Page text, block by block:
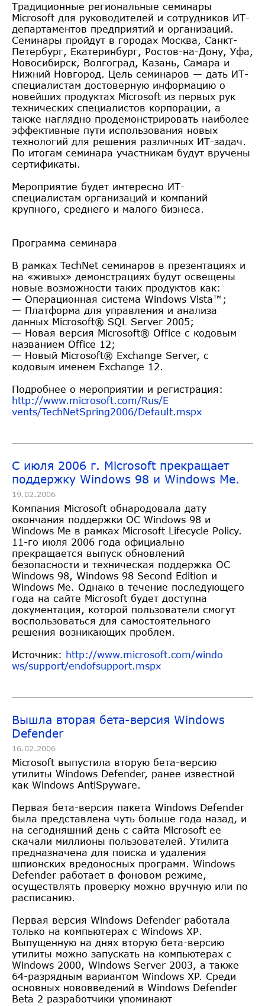
Традиционные региональные семинары
Microsoft для руководителей и сотрудников ИТ-
департаментов предприятий и организаций.
Семинары пройдут в городах Москва, Санкт-
Петербург, Екатеринбург, Ростов-на-Дону, Уфа,
Новосибирск, Волгоград, Казань, Самара и
Нижний Новгород. Цель семинаров — дать ИТ-
специалистам достоверную информацию о
новейших продуктах Microsoft из первых рук
технических специалистов корпорации, а
также наглядно продемонстрировать наиболее
эффективные пути использования новых
технологий для решения различных ИТ-задач.
По итогам семинара участникам будут вручены
сертификаты.
Мероприятие будет интересно ИТ-
специалистам организаций и компаний
крупного, среднего и малого бизнеса.
Программа семинара
В рамках TechNet семинаров в презентациях и
на «живых» демонстрациях будут освещены
новые возможности таких продуктов как:
— Операционная система Windows Vista™;
— Платформа для управления и анализа
данных Microsoft® SQL Server 2005;
— Новая версия Microsoft® Office с кодовым
названием Office 12;
— Новый Microsoft® Exchange Server, с
кодовым именем Exchange 12.
Подробнее о мероприятии и регистрация:
http://www.microsoft.com/Rus/E
vents/TechNetSpring2006/Default.mspx
C июля 2006 г. Microsoft прекращает
поддержку Windows 98 и Windows Me.
19.02.2006
Компания Microsoft обнародовала дату
окончания поддержки ОС Windows 98 и
Windows Me в рамках Microsoft Lifecycle Policy.
11-го июля 2006 года официально
прекращается выпуск обновлений
безопасности и техническая поддержка ОС
Windows 98, Windows 98 Second Edition и
Windows Me. Однако в течение последующего
года на сайте Microsoft будет доступна
документация, которой пользователи смогут
воспользоваться для самостоятельного
решения возникающих проблем.
Источник: http://www.microsoft.com/windo
ws/support/endofsupport.mspx
Вышла вторая бета-версия Windows
Defender
16.02.2006
Microsoft выпустила вторую бета-версию
утилиты Windows Defender, ранее известной
как Windows AntiSpyware.
Первая бета-версия пакета Windows Defender
была представлена чуть больше года назад, и
на сегодняшний день с сайта Microsoft ее
скачали миллионы пользователей. Утилита
предназначена для поиска и удаления
шпионских вредоносных программ. Windows
Defender работает в фоновом режиме,
осуществлять проверку можно вручную или по
расписанию.
Первая версия Windows Defender работала
только на компьютерах с Windows ХР.
Выпущенную на днях вторую бета-версию
утилиты можно запускать на компьютерах с
Windows 2000, Windows Server 2003, а также
64-разрядным вариантом Windows XP. Среди
основных нововведений в Windows Defender
Beta 2 разработчики упоминают